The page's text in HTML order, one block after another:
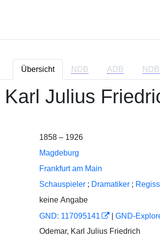
Übersicht NDB ADB NDB
Karl Julius
1858 – 1926
Magdeburg
Frankfurt am Main
Schauspieler ; Dramatiker ;
keine Angabe
GND: 117095141 GND-
Odemar, Karl Julius Friedrich